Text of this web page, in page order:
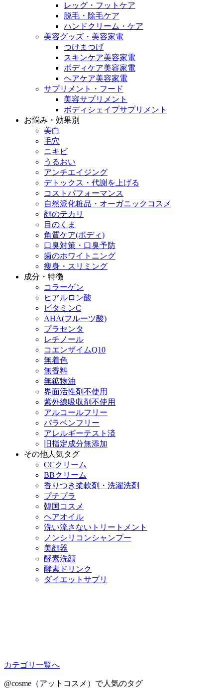
レッグ・フットケア
脱毛・除毛ケア
ハンドクリーム・ケア
美容グッズ・美容家電
つけまつげ
スキンケア美容家電
ボディケア美容家電
ヘアケア美容家電
サプリメント・フード
美容サプリメント
ボディシェイプサプリメント
お悩み・効果別
美白
毛穴
ニキビ
うるおい
アンチエイジング
デトックス・代謝を上げる
コストパフォーマンス
自然派化粧品・オーガニックコスメ
顔のテカリ
目のくま
角質ケア(ボディ)
口臭対策・口臭予防
歯のホワイトニング
痩身・スリミング
成分・特徴
コラーゲン
ヒアルロン酸
ビタミンC
AHA(フルーツ酸)
プラセンタ
レチノール
コエンザイムQ10
無着色
無香料
無鉱物油
界面活性剤不使用
紫外線吸収剤不使用
アルコールフリー
パラベンフリー
アレルギーテスト済
旧指定成分無添加
その他人気タグ
CCクリーム
BBクリーム
香りつき柔軟剤・洗濯洗剤
プチプラ
韓国コスメ
ヘアオイル
洗い流さないトリートメント
ノンシリコンシャンプー
美顔器
酵素洗顔
酵素ドリンク
ダイエットサプリ
カテゴリ一覧へ
@cosme（アットコスメ）で人気のタグ